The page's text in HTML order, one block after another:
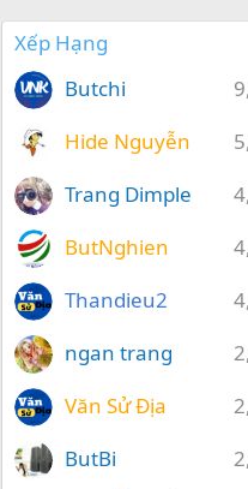
Xếp Hạng
Butchi
Hide Nguyễn
Trang Dimple
ButNghien
Thandieu2
ngan trang
Văn Sử Địa
ButBi